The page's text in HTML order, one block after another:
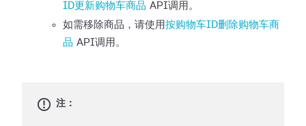
ID更新购物车商品 API调用。
如需移除商品，请使用按购物车ID删除购物车商
品 API调用。
注：